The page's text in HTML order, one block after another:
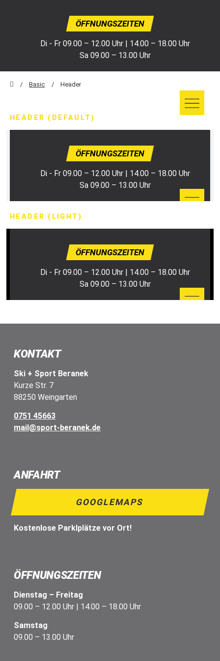
ÖFFNUNGSZEITEN
Di - Fr 09.00 – 12.00 Uhr | 14.00 – 18.00 Uhr
Sa 09.00 – 13.00 Uhr
Basic Header
HEADER (DEFAULT)
ÖFFNUNGSZEITEN
Di - Fr 09.00 – 12.00 Uhr | 14.00 – 18.00 Uhr
Sa 09.00 – 13.00 Uhr
HEADER (LIGHT)
ÖFFNUNGSZEITEN
Di - Fr 09.00 – 12.00 Uhr | 14.00 – 18.00 Uhr
Sa 09.00 – 13.00 Uhr
KONTAKT
Ski + Sport Beranek
Kurze Str. 7
88250 Weingarten
0751 45663
mail@sport-beranek.de
ANFAHRT
GOOGLEMAPS
Kostenlose Parklplätze vor Ort!
ÖFFNUNGSZEITEN
Dienstag – Freitag
09.00 – 12.00 Uhr | 14.00 – 18.00 Uhr
Samstag
09.00 – 13.00 Uhr